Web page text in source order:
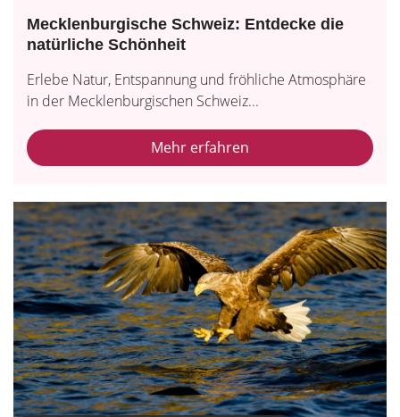
Mecklenburgische Schweiz: Entdecke die
natürliche Schönheit
Erlebe Natur, Entspannung und fröhliche Atmosphäre
in der Mecklenburgischen Schweiz...
Mehr erfahren